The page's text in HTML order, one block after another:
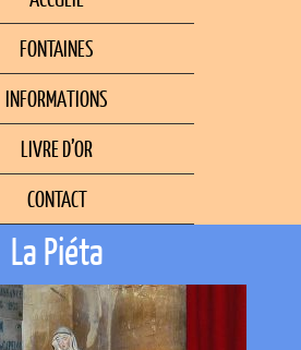
FONTAINES
INFORMATIONS
LIVRE D’OR
CONTACT
La Piéta